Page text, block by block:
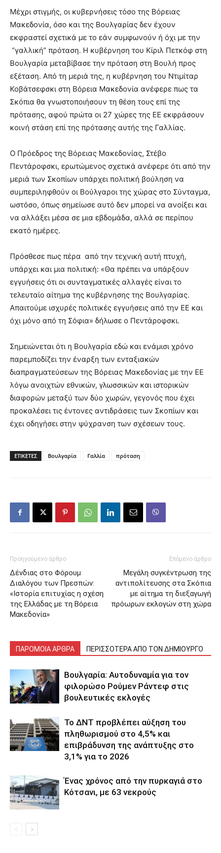
Μέχρι στιγμής, οι κυβερνήσεις τόσο της Βόρειας
Μακεδονία, όσο και της Βουλγαρίας δεν έχουν
εκφραστεί σχετικά με το εάν συμφωνούν ή όχι με την
“γαλλική” πρόταση. Η κυβέρνηση του Κίριλ Πετκόφ στη
Βουλγαρία μεταβίβασε την πρόταση στη Βουλή προς
εξέταση. Από τη μεριά της, η κυβέρνηση του Ντιμίταρ
Κοβάτσεφσκι στη Βόρεια Μακεδονία ανέφερε πως τα
Σκόπια θα γνωστοποιήσουν τη θέση τους επί της
πρότασης, αφού πρώτα οι 27 χώρες της ΕΕ εκφράσουν
κοινή στάση επί της πρότασης αυτής της Γαλλίας.
Ο Πρόεδρος της Βόρειας Μακεδονίας, Στέβο
Πεντάροφσκι, ερωτώμενος σχετικά ανέφερε ότι από την
μεριά των Σκοπίων υπάρχει πολιτική βούληση να
συμπεριληφθούν οι Βούλγαροι της χώρας στο Σύνταγμα,
ωστόσο, όπως σημείωσε αυτό δεν μπορεί να ανοίξει και
να αλλάξει μέσα σε μια εβδομάδα, αλλά σε περίπου
εκατό ημέρες.
Πρόσθεσε πως πέρα από την τεχνική αυτή πτυχή,
υπάρχει και μια πολιτική: «Θα πρέπει να υπάρξουν
εγγυήσεις ότι οι συνταγματικές αλλαγές είναι το
τελευταίο αίτημα της κυβέρνησης της Βουλγαρίας.
Απαιτούμε ισχυρές πολιτικές εγγυήσεις από την ΕΕ και
όχι μόνο από τη Σόφια» δήλωσε ο Πεντάροφσκι.
Σημειώνεται ότι η Βουλγαρία εδώ και ενάμισι χρόνο
παρεμποδίζει την έναρξη των ενταξιακών
διαπραγματεύσεων της Βόρειας Μακεδονίας με την ΕΕ
λόγω ανοιχτών εθνικών, γλωσσικών και ιστορικών
διαφορών μεταξύ των δύο χωρών, γεγονός που έχει
προκαλέσει τις έντονες αντιδράσεις των Σκοπίων και
έχει οδηγήσει στην ψύχρανση των σχέσεων τους.
ΕΤΙΚΕΤΕΣ Βουλγαρία Γαλλία πρόταση
Προηγούμενο άρθρο
Δένδιας στο Φόρουμ
Διαλόγου των Πρεσπών:
«Ιστορία επιτυχίας η σχέση
της Ελλάδας με τη Βόρεια
Μακεδονία»
Επόμενο άρθρο
Μεγάλη συγκέντρωση της
αντιπολίτευσης στα Σκόπια
με αίτημα τη διεξαγωγή
πρόωρων εκλογών στη χώρα
ΠΑΡΟΜΟΙΑ ΑΡΘΡΑ ΠΕΡΙΣΣΟΤΕΡΑ ΑΠΟ ΤΟΝ ΔΗΜΙΟΥΡΓΟ
Βουλγαρία: Αυτοδυναμία για τον
φιλορώσο Ρούμεν Ράντεφ στις
βουλευτικές εκλογές
Το ΔΝΤ προβλέπει αύξηση του
πληθωρισμού στο 4,5% και
επιβράδυνση της ανάπτυξης στο
3,1% για το 2026
Ένας χρόνος από την πυρκαγιά στο
Κότσανι, με 63 νεκρούς